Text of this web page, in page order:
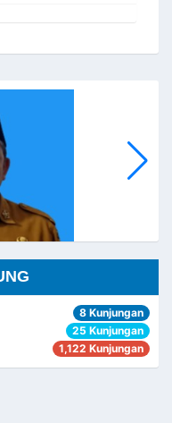
8 Kunjungan
25 Kunjungan
1,122 Kunjungan